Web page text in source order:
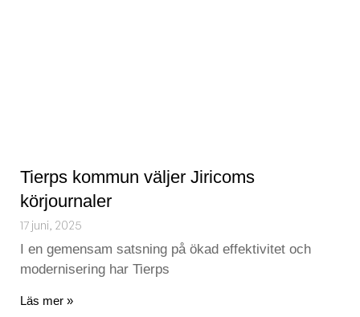
Tierps kommun väljer Jiricoms
körjournaler
17 juni, 2025
I en gemensam satsning på ökad effektivitet och
modernisering har Tierps
Läs mer »